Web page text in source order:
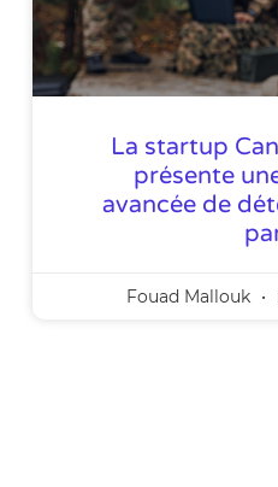
La startup
présente
avancée de
Fouad Mallouk